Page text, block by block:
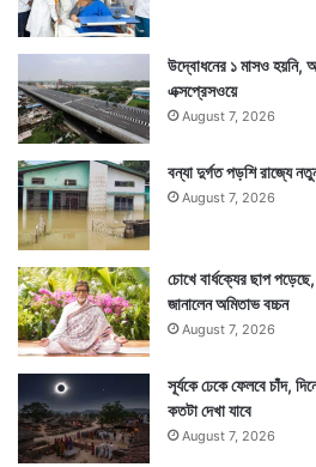
উদ্বোধনের ১ মাসও হয়নি,
এক্সপ্রেসওয়ে
August 7, 2026
বন্যা দুর্গত পড়শি রাজ্যে
August 7, 2026
চোখে বার্ধক্যের ছাপ
জানালেন অমিতাভ বচ্চন
August 7, 2026
সূর্যকে ঢেকে ফেলবে চাঁদ,
কতটা দেখা যাবে
August 7, 2026